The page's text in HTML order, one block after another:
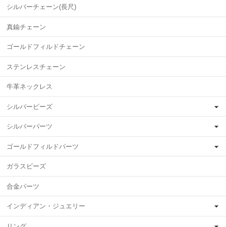
シルバーチェーン(長尺)
真鍮チェーン
ゴールドフィルドチェーン
ステンレスチェーン
牛革ネックレス
シルバービーズ
シルバーパーツ
ゴールドフィルドパーツ
ガラスビーズ
合金パーツ
インディアン・ジュエリー